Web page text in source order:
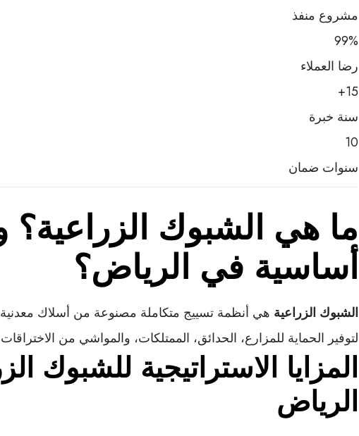
مشروع منفذ
99%
رضا العملاء
15+
سنة خبرة
10
سنوات ضمان
ما هي الشبوك الزراعية؟
أساسية في الرياض؟
الشبوك الزراعية هي أنظمة تسييج متكاملة مصنوعة من أسلاك
لتوفير الحماية للمزارع، الحدائق، الممتلكات، والمواشي من
المزايا الاستراتيجية للشبوك
الرياض